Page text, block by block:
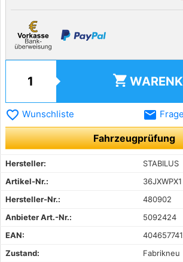
shopping_cart
favorite_border Wunschliste email
Fahrzeugprüfung
Hersteller:
STABILUS
Artikel-Nr.:
36JXWPX1
Hersteller-Nr.:
480902
Anbieter Art.-Nr.:
5092424
EAN:
Zustand:
Fabrikneu